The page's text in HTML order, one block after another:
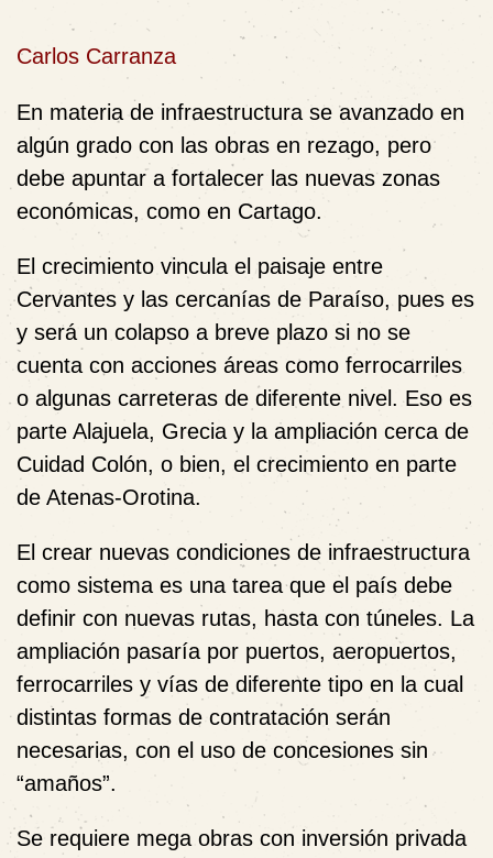
Carlos Carranza
En materia de infraestructura se avanzado en
algún grado con las obras en rezago, pero
debe apuntar a fortalecer las nuevas zonas
económicas, como en Cartago.
El crecimiento vincula el paisaje entre
Cervantes y las cercanías de Paraíso, pues es
y será un colapso a breve plazo si no se
cuenta con acciones áreas como ferrocarriles
o algunas carreteras de diferente nivel. Eso es
parte Alajuela, Grecia y la ampliación cerca de
Cuidad Colón, o bien, el crecimiento en parte
de Atenas-Orotina.
El crear nuevas condiciones de infraestructura
como sistema es una tarea que el país debe
definir con nuevas rutas, hasta con túneles. La
ampliación pasaría por puertos, aeropuertos,
ferrocarriles y vías de diferente tipo en la cual
distintas formas de contratación serán
necesarias, con el uso de concesiones sin
“amaños”.
Se requiere mega obras con inversión privada